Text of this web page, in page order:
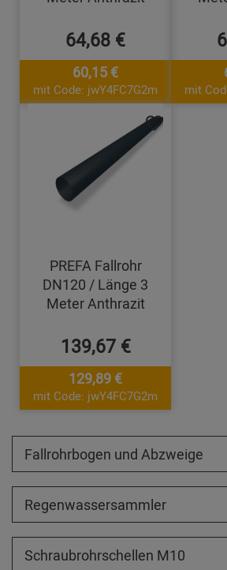
64,68 €
60,15 €
mit Code: jwY4FC7G2m mit
PREFA Fallrohr
DN120 / Länge 3
Meter Anthrazit
139,67 €
129,89 €
mit Code: jwY4FC7G2m
Fallrohrbogen und Abzweige
Regenwassersammler
Schraubrohrschellen M10